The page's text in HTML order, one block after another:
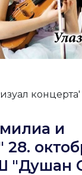
концерта'
и
28.
"Душан